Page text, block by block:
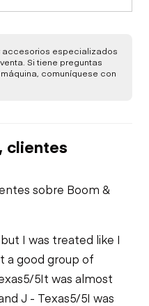
accesorios especializados
Si tiene preguntas
comuníquese con
clientes
sobre Boom &
I was treated like I
a good group of
5/5It was almost
J - Texas5/5I was